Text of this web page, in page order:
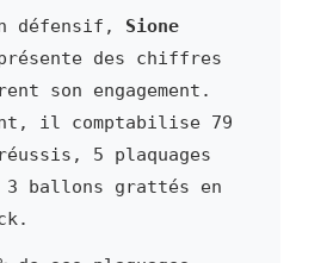
défensif, Sione
des chiffres
son engagement.
il comptabilise 79
5 plaquages
3 ballons grattés en